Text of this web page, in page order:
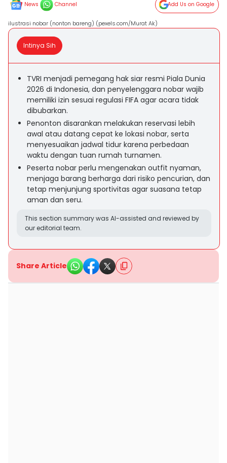
News Channel Add Us on Google
ilustrasi nobar (nonton bareng) (pexels.com/Murat Ak)
Intinya Sih
TVRI menjadi pemegang hak siar resmi Piala Dunia
2026 di Indonesia, dan penyelenggara nobar wajib
memiliki izin sesuai regulasi FIFA agar acara tidak
dibubarkan.
Penonton disarankan melakukan reservasi lebih
awal atau datang cepat ke lokasi nobar, serta
menyesuaikan jadwal tidur karena perbedaan
waktu dengan tuan rumah turnamen.
Peserta nobar perlu mengenakan outfit nyaman,
menjaga barang berharga dari risiko pencurian, dan
tetap menjunjung sportivitas agar suasana tetap
aman dan seru.
This section summary was AI-assisted and reviewed by
our editorial team.
Share Article